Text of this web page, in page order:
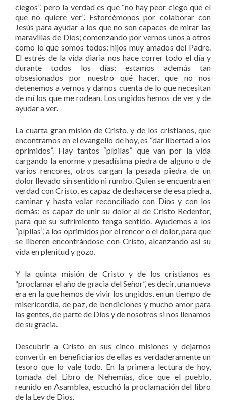
ciegos”, pero la verdad es que “no hay peor ciego que el
que no quiere ver”. Esforcémonos por colaborar con
Jesús para ayudar a los que no son capaces de mirar las
maravillas de Dios; comenzando por vernos unos a otros
como lo que somos todos: hijos muy amados del Padre.
El estrés de la vida diaria nos hace correr todo el día y
durante todos los días; estamos además tan
obsesionados por nuestro qué hacer, que no nos
detenemos a vernos y darnos cuenta de lo que necesitan
de mí los que me rodean. Los ungidos hemos de ver y de
ayudar a ver.
La cuarta gran misión de Cristo, y de los cristianos, que
encontramos en el evangelio de hoy, es “dar libertad a los
oprimidos”. Hay tantos “pípilas” que van por la vida
cargando la enorme y pesadísima piedra de alguno o de
varios rencores, otros cargan la pesada piedra de un
dolor llevado sin sentido ni rumbo. Quien se encuentra en
verdad con Cristo, es capaz de deshacerse de esa piedra,
caminar y hasta volar reconciliado con Dios y con los
demás; es capaz de unir su dolor al de Cristo Redentor,
para que su sufrimiento tenga sentido. Ayudemos a los
“pípilas”, a los oprimidos por el rencor o el dolor, para que
se liberen encontrándose con Cristo, alcanzando así su
vida en plenitud y gozo.
Y la quinta misión de Cristo y de los cristianos es
“proclamar el año de gracia del Señor”, es decir, una nueva
era en la que hemos de vivir los ungidos, en un tiempo de
misericordia, de paz, de bendiciones y mucho amor para
las gentes, de parte de Dios y de nosotros si nos llenamos
de su gracia.
Descubrir a Cristo en sus cinco misiones y dejarnos
convertir en beneficiarios de ellas es verdaderamente un
tesoro que lo vale todo. En la primera lectura de hoy,
tomada del Libro de Nehemías, dice que el pueblo,
reunido en Asamblea, escuchó la proclamación del libro
de la Ley de Dios.